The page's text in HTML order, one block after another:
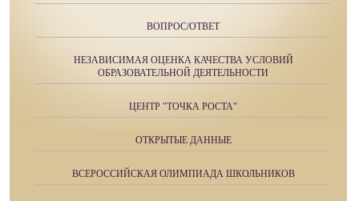
ВОПРОС/ОТВЕТ
НЕЗАВИСИМАЯ ОЦЕНКА КАЧЕСТВА УСЛОВИЙ
ОБРАЗОВАТЕЛЬНОЙ ДЕЯТЕЛЬНОСТИ
ЦЕНТР "ТОЧКА РОСТА"
ОТКРЫТЫЕ ДАННЫЕ
ВСЕРОССИЙСКАЯ ОЛИМПИАДА ШКОЛЬНИКОВ